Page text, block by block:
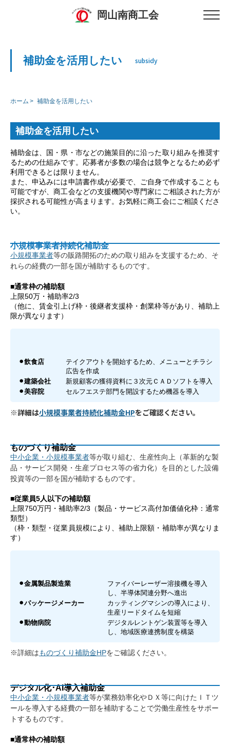
岡山南商工会
補助金を活用したい subsidy
ホーム 補助金を活用したい
補助金を活用したい
補助金は、国・県・市などの施策目的に沿った取り組みを推奨す
るための仕組みです。応募者が多数の場合は競争となるため必ず
利用できるとは限りません。
また、申込みには申請書作成が必要で、ご自身で作成することも
可能ですが、商工会などの支援機関や専門家にご相談された方が
採択される可能性が高まります。お気軽に商工会にご相談くださ
い。
小規模事業者持続化補助金
小規模事業者等の販路開拓のための取り組みを支援するため、そ
れらの経費の一部を国が補助するものです。​
■通常枠の補助額
上限50万・補助率2/3
（他に、賃金引上げ枠・後継者支援枠・創業枠等があり、補助上
限が異なります）
⚫︎飲食店
テイクアウトを開始するため、メニューとチラシ
広告を作成
⚫︎建築会社
新規顧客の獲得資料に３次元ＣＡＤソフトを導入
⚫︎美容院
セルフエステ部門を開設するため機器を導入
※詳細は小規模事業者持続化補助金HPをご確認ください。
ものづくり補助金
中小企業・小規模事業者等が取り組む、生産性向上（革新的な製
品・サービス開発・生産プロセス等の省力化）を目的とした設備
投資等の一部を国が補助するものです。​
■従業員5人以下の補助額
上限750万円・補助率2/3（製品・サービス高付加価値化枠：通常
類型）
（枠・類型・従業員規模により、補助上限額・補助率が異なりま
す）
⚫︎金属製品製造業
ファイバーレーザー溶接機を導入
し、半導体関連分野へ進出
⚫︎パッケージメーカー
カッティングマシンの導入により、
生産リードタイムを短縮
⚫︎動物病院
デジタルレントゲン装置等を導入
し、地域医療連携制度を構築
※詳細はものづくり補助金HPをご確認ください。
デジタル化･AI導入補助金
中小企業・小規模事業者等が業務効率化やＤＸ等に向けたＩＴツ
ールを導入する経費の一部を補助することで労働生産性をサポー
トするものです。
■通常枠の補助額